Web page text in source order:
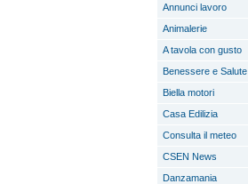
Annunci lavoro
Animalerie
A tavola con gusto
Benessere e Salute
Biella motori
Casa Edilizia
Consulta il meteo
CSEN News
Danzamania